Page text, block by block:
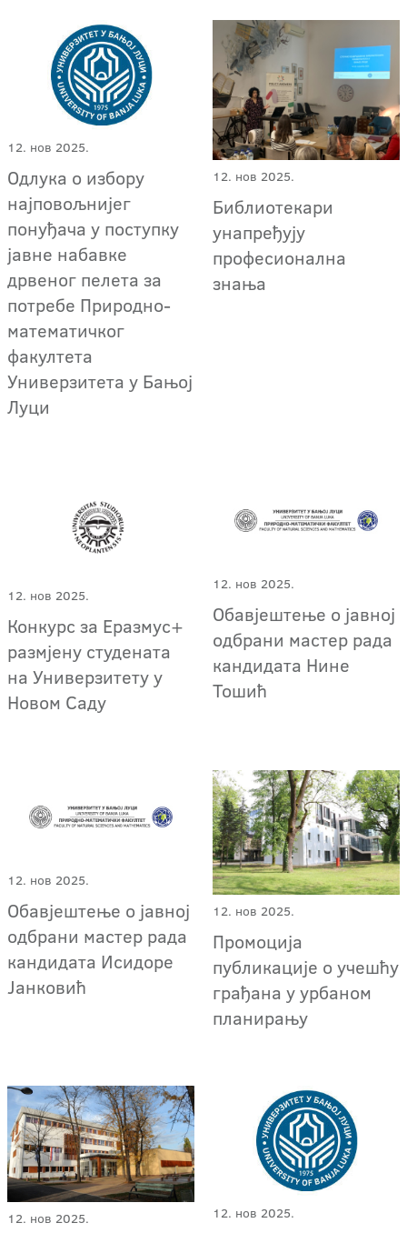
12. нов 2025.
Одлука о избору
најповољнијег
понуђача у поступку
јавне набавке
дрвеног пелета за
потребе Природно-
математичког
факултета
Универзитета у Бањој
Луци
12. нов 2025.
Библиотекари
унапређују
професионална
знања
12. нов 2025.
Конкурс за Еразмус+
размјену студената
на Универзитету у
Новом Саду
12. нов 2025.
Обавјештење о јавној
одбрани мастер рада
кандидата Нине
Тошић
12. нов 2025.
Обавјештење о јавној
одбрани мастер рада
кандидата Исидоре
Јанковић
12. нов 2025.
Промоција
публикације о учешћу
грађана у урбаном
планирању
12. нов 2025. 12. нов 2025.